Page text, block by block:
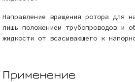
Направление вращения ротора для
лишь положением трубопроводов и
жидкости от всасывающего к
Применение